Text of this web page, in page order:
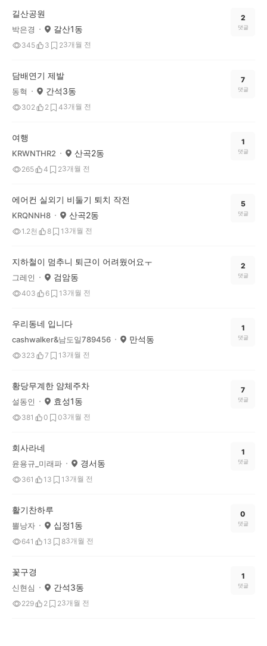
길산공원
박은경 갈산1동
345 3 23개월 전
2
댓글
담배연기 제발
동혁 간석3동
302 2 43개월 전
7
댓글
여행
KRWNTHR2 산곡2동
265 4 23개월 전
1
댓글
에어컨 실외기 비둘기 퇴치 작전
KRQNNH8 산곡2동
1.2천 8 1 3개월 전
5
댓글
지하철이 멈추니 퇴근이 어려웠어요ㅜ
그레인 검암동
403 6 1 3개월 전
2
댓글
우리동네 입니다
cashwalker&남도일789456 만석동
323 7 1 3개월 전
1
댓글
황당무계한 얌체주차
설동인 효성1동
381 0 03개월 전
7
댓글
회사라네
윤용규_미래파 경서동
361 13 1 3개월 전
1
댓글
활기찬하루
뽈낭자 십정1동
641 13 83개월 전
0
댓글
꽃구경
신현심 간석3동
229 2 23개월 전
1
댓글